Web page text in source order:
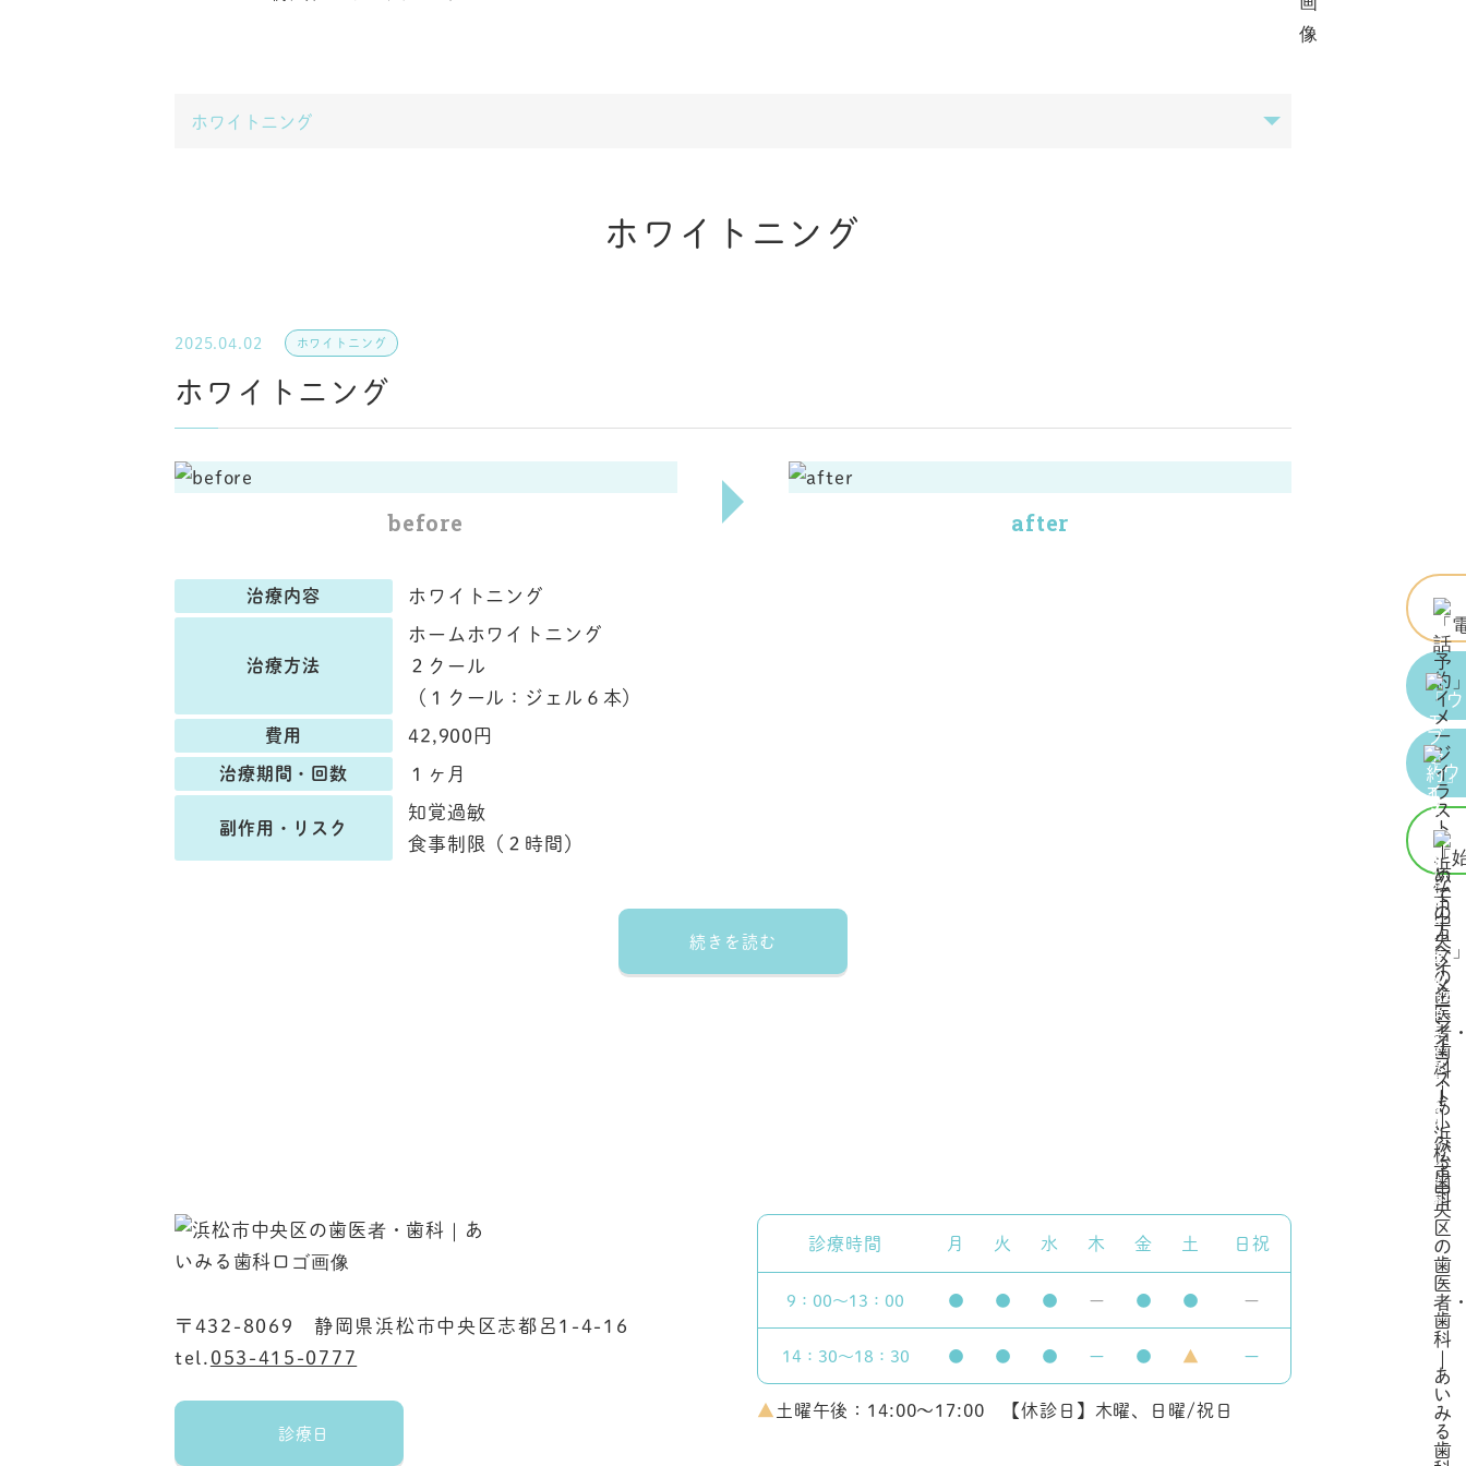
ホワイトニング
2025.04.02 ホワイトニング
ホワイトニング
before after
治療内容 ホワイトニング
治療方法
ホームホワイトニング
２クール
（１クール：ジェル６本）
費用 42,900円
治療期間・回数 １ヶ月
副作用・リスク
知覚過敏
食事制限（２時間）
続きを読む
〒432-8069 静岡県浜松市中央区志都呂1-4-16
tel.053-415-0777
診療日
診療時間 月 火 水 木 金 土 日祝
9：00～13：00 ● ● ● ー ● ● ー
14：30～18：30 ● ● ● ー ● ▲ ー
▲土曜午後：14:00～17:00 【休診日】木曜、日曜/祝日